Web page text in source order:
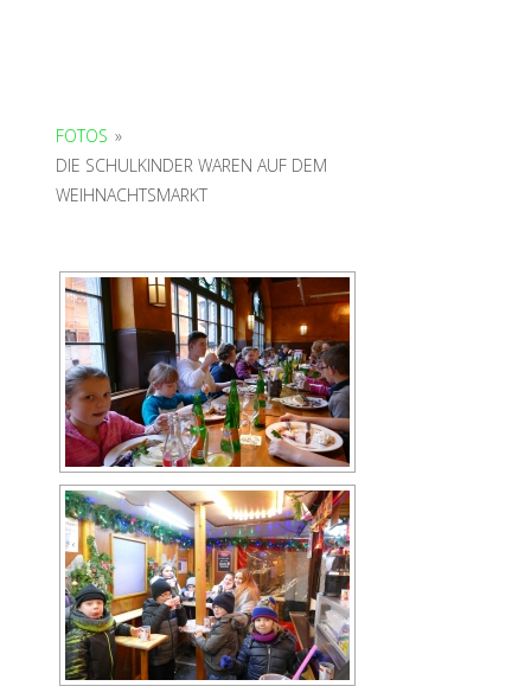
FOTOS »
DIE SCHULKINDER WAREN AUF DEM
WEIHNACHTSMARKT